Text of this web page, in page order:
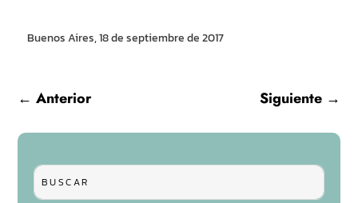
Buenos Aires, 18 de septiembre de 2017
←Anterior Siguiente→